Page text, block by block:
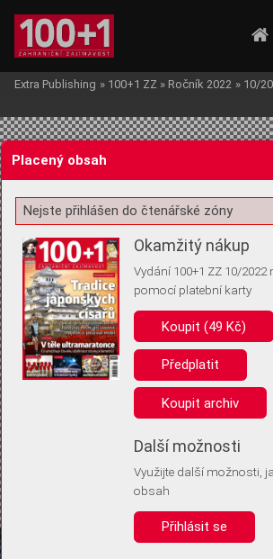
Žádost o souhlas s ukládáním
Pro základní fungování webu nepotřebujeme
(tzv. cookies apod.). Rádi bychom vás ale
uložením volitelných informací:
Anonymní unikátní ID
Díky němu příště poznáme, že se jedná o stejné
Identifikátor je zcela anonymní.
Vaše souhlasy a odmítnutí si ukládáme do
vás už příště znovu neptali. Můžete je kdykoli
Extra Publishing » 100+1 ZZ » Ročník 2022 » 10/
Placený obsah
Nejste přihlášen do čtenářské zóny
Okamžitý nákup
Vydání 100+1 ZZ 10/
pomocí platební karty
Koupit (49 Kč)
Předplatit
Koupit archiv
Další možnosti
Využijte další možnosti,
obsah
Přihlásit se